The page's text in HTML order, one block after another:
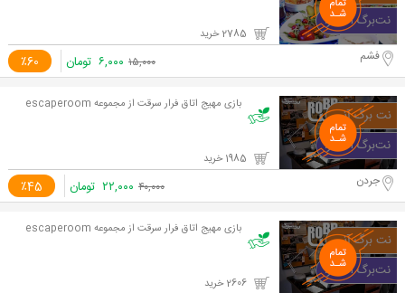
٪60 فشم ۱۵,۰۰۰ ۶,۰۰۰ تومان
بازی مهیج اتاق فرار سرقت از مجموعه escaperoom
٪45 جردن ۴۰,۰۰۰ ۲۲,۰۰۰ تومان
بازی مهیج اتاق فرار سرقت از مجموعه escaperoom